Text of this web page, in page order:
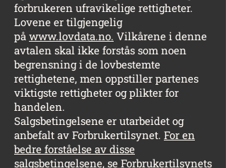
forbrukeren ufravikelige rettigheter.
Lovene er tilgjengelig
på www.lovdata.no. Vilkårene i denne
avtalen skal ikke forstås som noen
begrensning i de lovbestemte
rettighetene, men oppstiller partenes
viktigste rettigheter og plikter for
handelen.
Salgsbetingelsene er utarbeidet og
anbefalt av Forbrukertilsynet. For en
bedre forståelse av disse
salgsbetingelsene, se Forbrukertilsynets